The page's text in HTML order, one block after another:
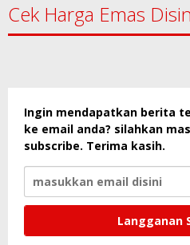
Cek Harga Emas
Ingin mendapatkan berita
ke email anda? silahkan
subscribe. Terima kasih.